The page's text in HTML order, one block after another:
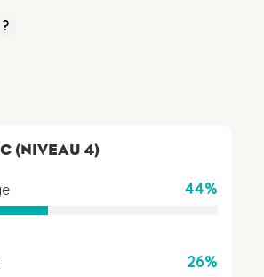
?
(NIVEAU 4)
44%
26%